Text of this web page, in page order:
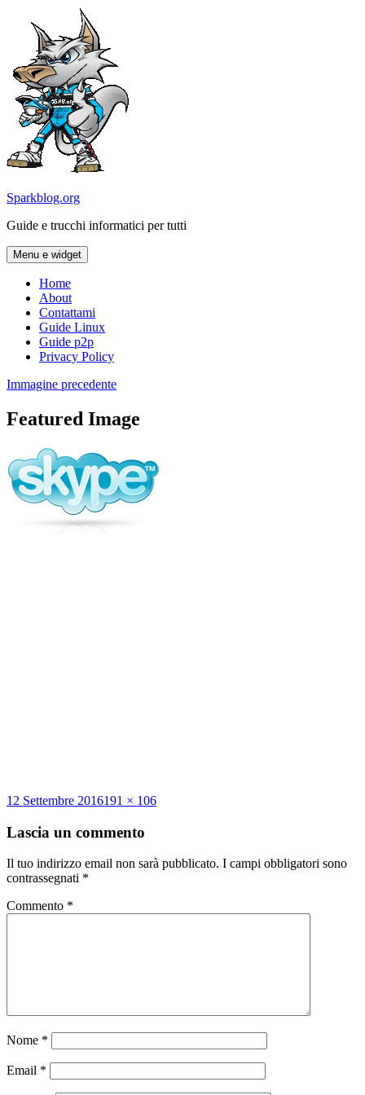
contenuto
Sparkblog.org
Guide e trucchi informatici per tutti
Menu e widget
Home
About
Contattami
Guide Linux
Guide p2p
Privacy Policy
Immagine precedente
Featured Image
Scritto
12 Settembre 2016Dimensione
191 × 106
Lascia un commento
Il tuo indirizzo email non sarà pubblicato. I campi obbligatori sono
contrassegnati *
Commento *
Nome *
Email *